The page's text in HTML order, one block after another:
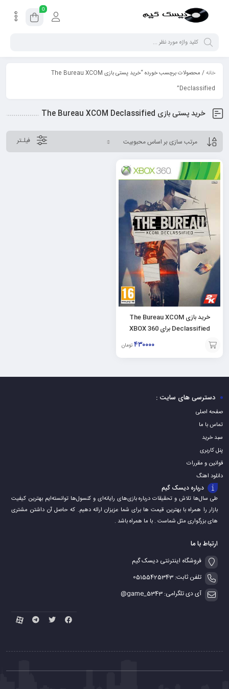
0
خانه
/ محصولات برچسب خورده “خرید پستی بازی The Bureau XCOM
Declassified”
خرید پستی بازی The Bureau XCOM Declassified
فیلـتر
خرید بازی The Bureau XCOM
Declassified برای XBOX 360
۴۳۰۰۰۰ تومان
افزودن
به
دسترسی های سایت :
صفحه اصلی
تماس با ما
سبد خرید
پنل کاربری
قوانین و مقررات
دانلود اهنگ
درباره دیسک گیم
طی سال‌ها تلاش و تحقیقات درباره بازی‌های رایانه‌ای و کنسول‌ها توانسته‌ایم بهترین کیفیت
بازار را همراه با بهترین قیمت ها برای شما عزیزان ارائه دهیم. که حاصل آن داشتن مشتری
های بزرگواری مثل شماست . با ما همراه باشد .
ارتباط با ما
فروشگاه اینترنتی دیسک گیم
تلفن ثابت: 05155425343
آی دی تلگرامی: game_5343@